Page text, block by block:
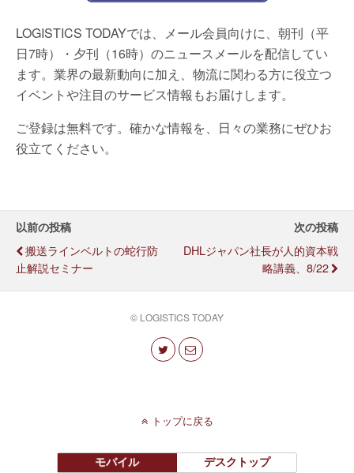
LOGISTICS TODAYでは、メール会員向けに、朝刊（平
日7時）・夕刊（16時）のニュースメールを配信してい
ます。業界の最新動向に加え、物流に関わる方に役立つ
イベントや注目のサービス情報もお届けします。
ご登録は無料です。確かな情報を、日々の業務にぜひお
役立てください。
以前の投稿
搬送ラインベルトの蛇行防
止解説セミナー
次の投稿
DHLジャパン社長が人的資本戦
略講義、8/22
© LOGISTICS TODAY
トップに戻る
モバイル デスクトップ